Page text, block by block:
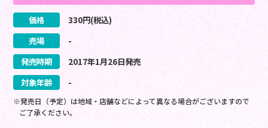
価格 330円(税込)
売場
-
発売時期
2017年1月26日発売
対象年齢
-
※発売日（予定）は地域・店舗などによって異なる場合がございますので
ご了承ください。